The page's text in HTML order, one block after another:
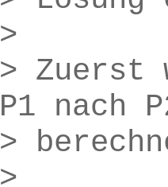
>
> Zuerst
P1 nach
>
>